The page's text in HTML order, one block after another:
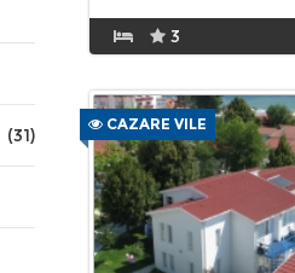
(31)
3
CAZARE VILE